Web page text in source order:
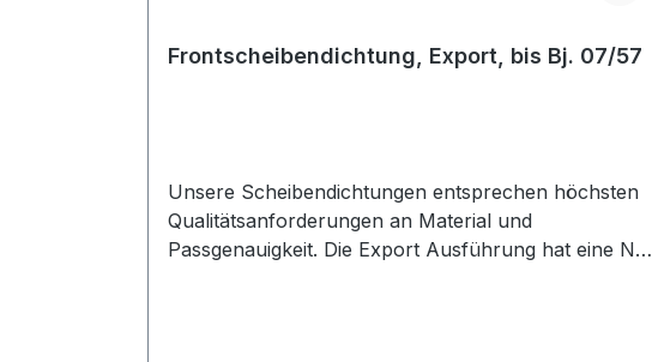
Frontscheibendichtung, Export, bis Bj. 07/57
Unsere Scheibendichtungen entsprechen höchsten
Qualitätsanforderungen an Material und
Passgenauigkeit. Die Export Ausführung hat eine Nut